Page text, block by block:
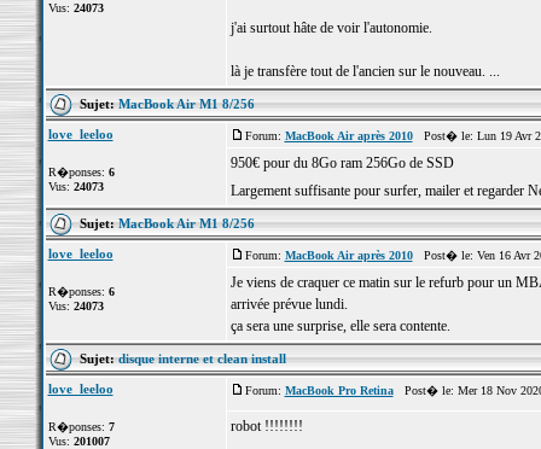
Vus: 24073
j'ai surtout hâte de voir l'autonomie.
là je transfère tout de l'ancien sur le nouveau. ...
Sujet:MacBook Air M1 8/256
love_leeloo
R�ponses: 6
Vus: 24073
Forum: MacBook Air après 2010Post� le: Lun 19 Avr
950€ pour du 8Go ram 256Go de SSD
Largement suffisante pour surfer, mailer et regarder
Sujet:MacBook Air M1 8/256
love_leeloo
R�ponses: 6
Vus: 24073
Forum: MacBook Air après 2010Post� le: Ven 16 Avr
Je viens de craquer ce matin sur le refurb pour un
arrivée prévue lundi.
ça sera une surprise, elle sera contente.
Sujet:disque interne et clean install
love_leeloo
R�ponses: 7
Vus: 201007
Forum: MacBook Pro RetinaPost� le: Mer 18 Nov
robot !!!!!!!!